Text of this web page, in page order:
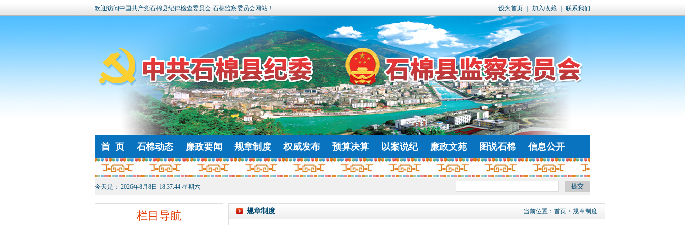
欢迎访问中国共产党石棉县纪律检查委员会 石棉监察委员会网站！ 设为首页 加入收藏 联系我们
首 页 石棉动态 廉政要闻 规章制度 权威发布 预算决算 以案说纪 廉政文苑 图说石棉 信息公开
今天是： 2026年8月8日 18:37:44 星期六
栏目导航 规章制度 当前位置： 首页 > 规章制度